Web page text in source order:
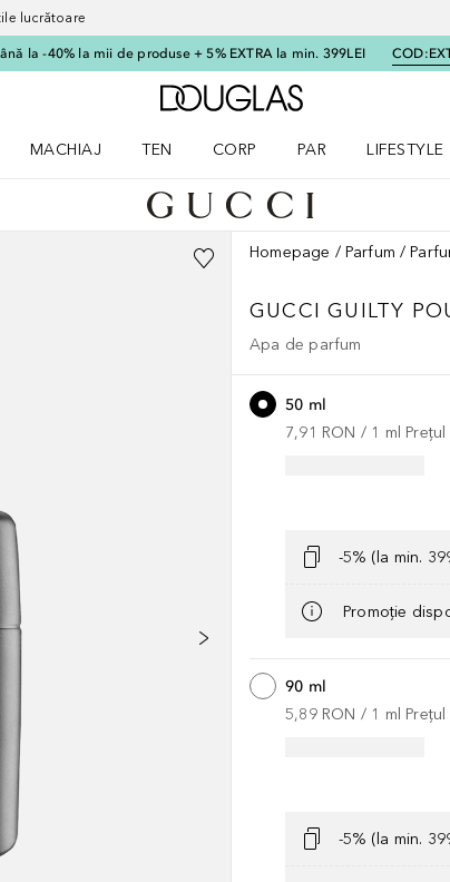
lucrătoare
la -40% la mii de produse + 5% EXTRA la min. 399LEI COD:
Către pagina
MACHIAJ
TEN
CORP
PAR
LIFESTYLE
Homepage Parfum
GUCCI GUILTY
Apa de parfum
50 ml
7,91 RON / 1 ml
-5% (la min.
Promoție
90 ml
5,89 RON / 1 ml
-5% (la min.